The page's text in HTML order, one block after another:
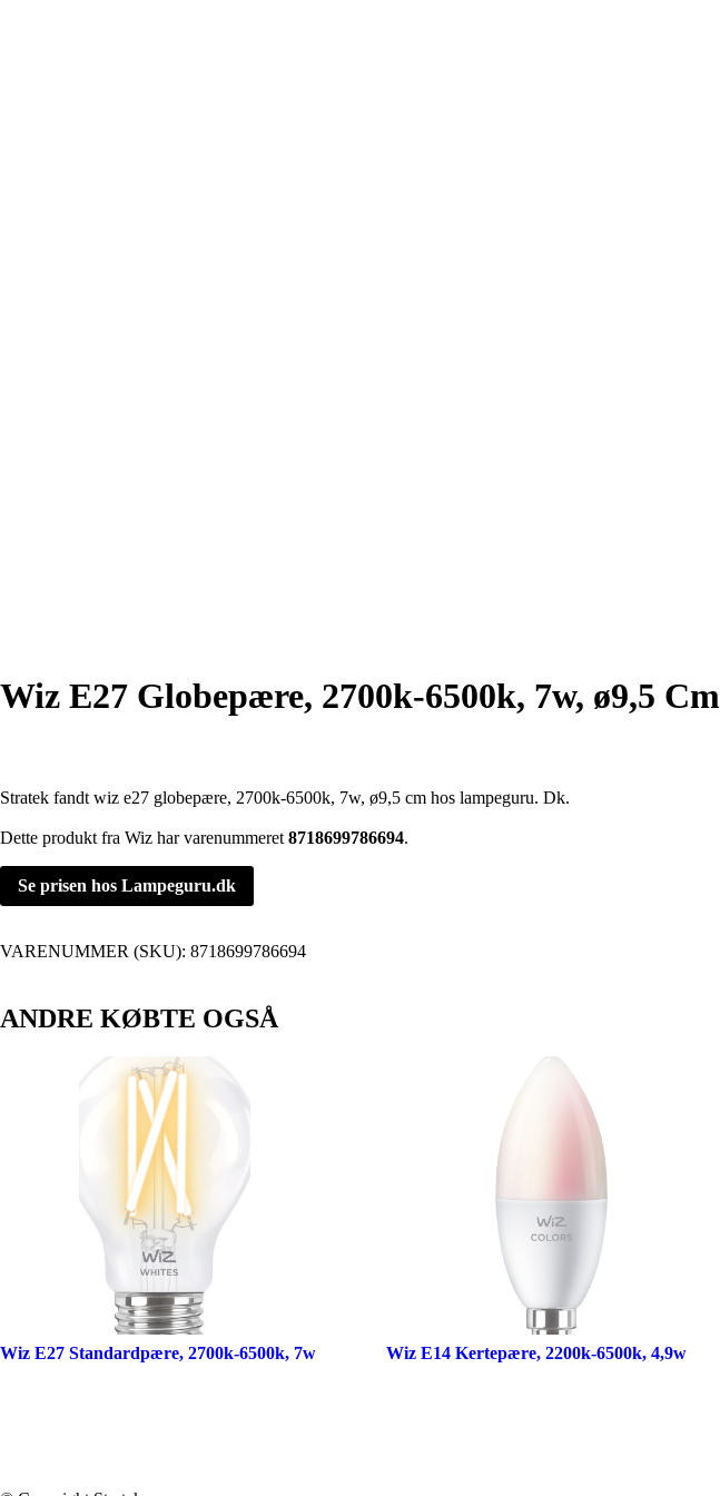
Wiz E27 Globepære, 2700k-6500k, 7w, ø9,5 Cm
Stratek fandt wiz e27 globepære, 2700k-6500k, 7w, ø9,5 cm hos lampeguru. Dk.
Dette produkt fra Wiz har varenummeret 8718699786694.
Se prisen hos Lampeguru.dk
VARENUMMER (SKU): 8718699786694
ANDRE KØBTE OGSÅ
Wiz E27 Standardpære, 2700k-6500k, 7w Wiz E14 Kertepære, 2200k-6500k, 4,9w